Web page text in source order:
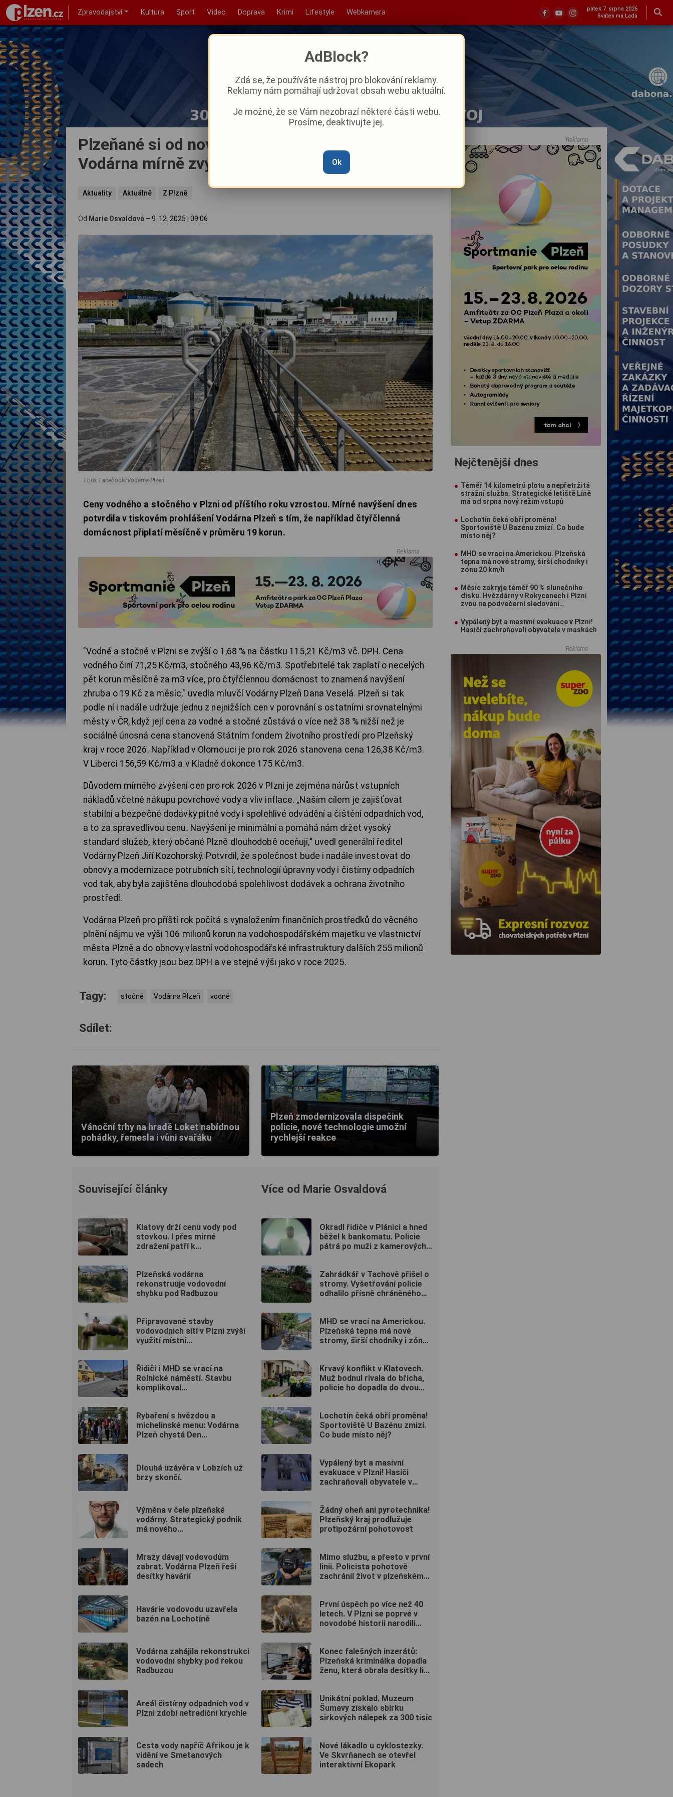
Zpravodajství Kultura Sport Video Doprava Krimi Lifestyle Webkamera
pátek 7. srpna 2026
Svátek má Lada
Plzeňané si od nového roku připlatí za vodu,
Vodárna mírně zvýšila ceny vodného a stočného
Aktuality Aktuálně Z Plzně
Od Marie Osvaldová – 9. 12. 2025 09:06
Foto: Facebook/Vodárna Plzeň
Ceny vodného a stočného v Plzni od příštího roku vzrostou. Mírné navýšení dnes
potvrdila v tiskovém prohlášení Vodárna Plzeň s tím, že například čtyřčlenná
domácnost připlatí měsíčně v průměru 19 korun.
Reklama
"Vodné a stočné v Plzni se zvýší o 1,68 % na částku 115,21 Kč/m3 vč. DPH. Cena
vodného činí 71,25 Kč/m3, stočného 43,96 Kč/m3. Spotřebitelé tak zaplatí o necelých
pět korun měsíčně za m3 více, pro čtyřčlennou domácnost to znamená navýšení
zhruba o 19 Kč za měsíc," uvedla mluvčí Vodárny Plzeň Dana Veselá. Plzeň si tak
podle ní i nadále udržuje jednu z nejnižších cen v porovnání s ostatními srovnatelnými
městy v ČR, když její cena za vodné a stočné zůstává o více než 38 % nižší než je
sociálně únosná cena stanovená Státním fondem životního prostředí pro Plzeňský
kraj v roce 2026. Například v Olomouci je pro rok 2026 stanovena cena 126,38 Kč/m3.
V Liberci 156,59 Kč/m3 a v Kladně dokonce 175 Kč/m3.
Důvodem mírného zvýšení cen pro rok 2026 v Plzni je zejména nárůst vstupních
nákladů včetně nákupu povrchové vody a vliv inflace. „Naším cílem je zajišťovat
stabilní a bezpečné dodávky pitné vody i spolehlivé odvádění a čištění odpadních vod,
a to za spravedlivou cenu. Navýšení je minimální a pomáhá nám držet vysoký
standard služeb, který občané Plzně dlouhodobě oceňují,“ uvedl generální ředitel
Vodárny Plzeň Jiří Kozohorský. Potvrdil, že společnost bude i nadále investovat do
obnovy a modernizace potrubních sítí, technologií úpravny vody i čistírny odpadních
vod tak, aby byla zajištěna dlouhodobá spolehlivost dodávek a ochrana životního
prostředí.
Vodárna Plzeň pro příští rok počítá s vynaložením finančních prostředků do věcného
plnění nájmu ve výši 106 milionů korun na vodohospodářském majetku ve vlastnictví
města Plzně a do obnovy vlastní vodohospodářské infrastruktury dalších 255 milionů
korun. Tyto částky jsou bez DPH a ve stejné výši jako v roce 2025.
Tagy: stočné Vodárna Plzeň vodné
Sdílet:
Vánoční trhy na hradě Loket nabídnou
pohádky, řemesla i vůni svařáku
Plzeň zmodernizovala dispečink
policie, nové technologie umožní
rychlejší reakce
Související články
Klatovy drží cenu vody pod
stovkou. I přes mírné
zdražení patří k...
Plzeňská vodárna
rekonstruuje vodovodní
shybku pod Radbuzou
Připravované stavby
vodovodních sítí v Plzni zvýší
využití místní...
Řidiči i MHD se vrací na
Rolnické náměstí. Stavbu
komplikoval...
Rybaření s hvězdou a
michelinské menu: Vodárna
Plzeň chystá Den...
Dlouhá uzávěra v Lobzích už
brzy skončí.
Výměna v čele plzeňské
vodárny. Strategický podnik
má nového...
Mrazy dávají vodovodům
zabrat. Vodárna Plzeň řeší
desítky havárií
Havárie vodovodu uzavřela
bazén na Lochotíně
Vodárna zahájila rekonstrukci
vodovodní shybky pod řekou
Radbuzou
Areál čistírny odpadních vod v
Plzni zdobí netradiční krychle
Cesta vody napříč Afrikou je k
vidění ve Smetanových
sadech
Více od Marie Osvaldová
Okradl řidiče v Plánici a hned
běžel k bankomatu. Policie
pátrá po muži z kamerových
Zahrádkář v Tachově přišel o
stromy. Vyšetřování policie
odhalilo přísně chráněného
MHD se vrací na Americkou.
Plzeňská tepna má nové
stromy, širší chodníky i zónu
Krvavý konflikt v Klatovech.
Muž bodnul rivala do břicha,
policie ho dopadla do dvou
Lochotín čeká obří proměna!
Sportoviště U Bazénu zmizí.
Co bude místo něj?
Vypálený byt a masivní
evakuace v Plzni! Hasiči
zachraňovali obyvatele v
Žádný oheň ani pyrotechnika!
Plzeňský kraj prodlužuje
protipožární pohotovost
Mimo službu, a přesto v první
linii. Policista pohotově
zachránil život v plzeňském
První úspěch po více než 40
letech. V Plzni se poprvé v
novodobé historii narodili
Konec falešných inzerátů:
Plzeňská kriminálka dopadla
ženu, která obrala desítky lidí
Unikátní poklad. Muzeum
Šumavy získalo sbírku
sirkových nálepek za 300 tisíc
Nové lákadlo u cyklostezky.
Ve Skvrňanech se otevřel
interaktivní Ekopark
Reklama
Nejčtenější dnes
Téměř 14 kilometrů plotu a nepřetržitá
strážní služba. Strategické letiště Líně
má od srpna nový režim vstupů
Lochotín čeká obří proměna!
Sportoviště U Bazénu zmizí. Co bude
místo něj?
MHD se vrací na Americkou. Plzeňská
tepna má nové stromy, širší chodníky i
zónu 20 km/h
Měsíc zakryje téměř 90 % slunečního
disku. Hvězdárny v Rokycanech i Plzni
zvou na podvečerní sledování
Vypálený byt a masivní evakuace v Plzni!
Hasiči zachraňovali obyvatele v maskách
Reklama
AdBlock?
Zdá se, že používáte nástroj pro blokování reklamy.
Reklamy nám pomáhají udržovat obsah webu aktuální.
Je možné, že se Vám nezobrazí některé části webu.
Prosíme, deaktivujte jej.
Ok